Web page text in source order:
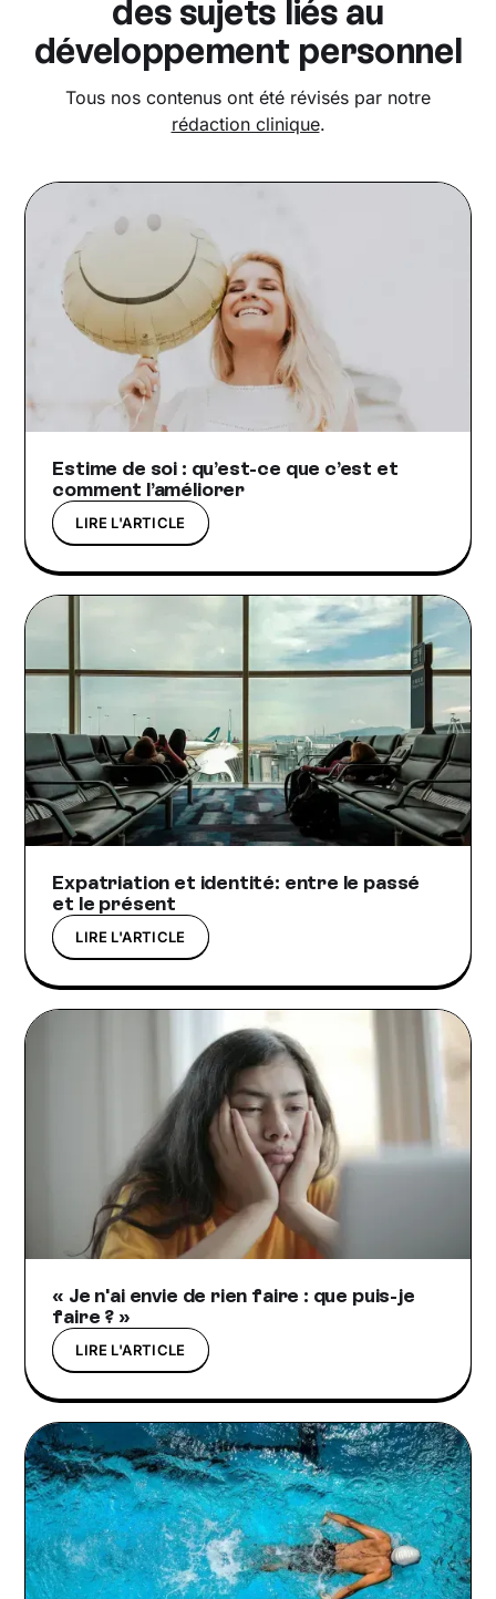
des sujets liés au
développement personnel
Tous nos contenus ont été révisés par notre
rédaction clinique.
Estime de soi : qu’est-ce que c’est et
comment l’améliorer
LIRE L'ARTICLE
Expatriation et identité: entre le passé
et le présent
LIRE L'ARTICLE
« Je n'ai envie de rien faire : que puis-je
faire ? »
LIRE L'ARTICLE